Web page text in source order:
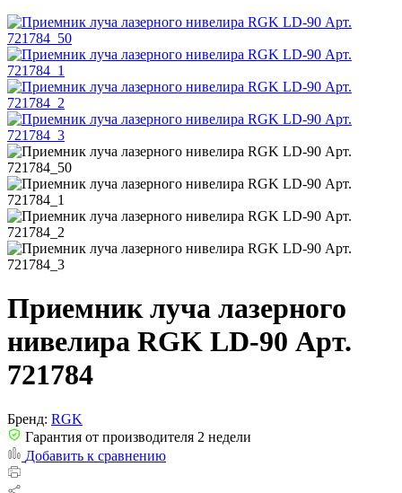
Приемник луча лазерного
нивелира RGK LD-90 Арт.
721784
Бренд: RGK
Гарантия от производителя 2 недели
Добавить к сравнению